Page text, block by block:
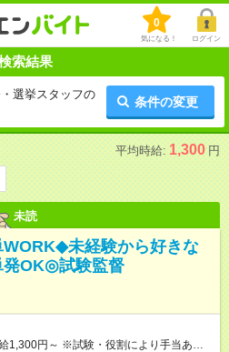
0
気になる！ ログイン
索結果
選挙スタッフの
条件の変更
平均時給: 1,300 円
未読
未経験から好きな
発OK◎試験監督